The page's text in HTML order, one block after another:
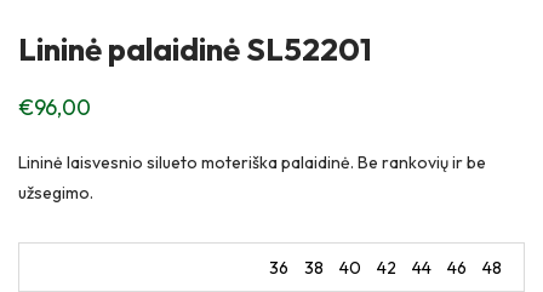
Lininė palaidinė SL52201
€96,00
Lininė laisvesnio silueto moteriška palaidinė. Be rankovių ir be
užsegimo.
36 38 40 42 44 46 48